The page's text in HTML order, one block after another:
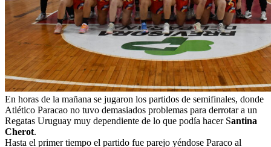
En horas de la mañana se jugaron los partidos de semifinales, donde
Atlético Paracao no tuvo demasiados problemas para derrotar a un
Regatas Uruguay muy dependiente de lo que podía hacer Santina
Cherot.
Hasta el primer tiempo el partido fue parejo yéndose Paraco al